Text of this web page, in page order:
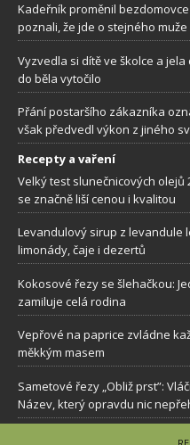
Kadeřník proměnil
poznali, že jde o stejného muže
Vyzvedla si dítě ve školce a
do běla vytočilo
Přání postaršího zákazníka
však předvedl výkon z jiného
Recepty a vaření
Velký test slunečnicových olejů
se značně liší cenou i kvalitou
Levandulový sirup z levandule
limonády, čaje i dezertů
Kokosové řezy se šlehačkou:
zamiluje celá rodina
Vepřové na paprice zvládne
měkkým masem
Sametové řezy „Obliž prst”:
Název, který opravdu nic